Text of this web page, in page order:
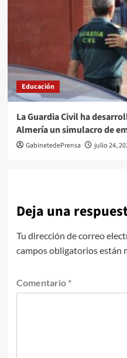
Educación
La Guardia Civil ha
Almería un simulacro de
GabinetedePrensa julio 24,
Deja una
Tu dirección de correo
campos obligatorios están
Comentario *